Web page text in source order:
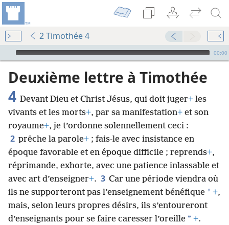
2 Timothée 4
Audio Player
00:00
Deuxième lettre à Timothée
4 Devant Dieu et Christ Jésus, qui doit juger+ les
vivants et les morts+, par sa manifestation+ et son
royaume+, je t’ordonne solennellement ceci :
2 prêche la parole+ ; fais-le avec insistance en
époque favorable et en époque difficile ; reprends+,
réprimande, exhorte, avec une patience inlassable et
avec art d’enseigner+. 3 Car une période viendra où
ils ne supporteront pas l’enseignement bénéfique * +,
mais, selon leurs propres désirs, ils s’entoureront
d’enseignants pour se faire caresser l’oreille * +.